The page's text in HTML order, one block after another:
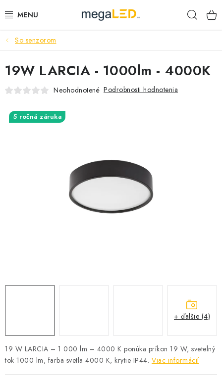
na
PRIEMYSEL
SVIETIDLÁ
ŽIAROVKY A TRUBICE
PRACOVNÉ SVIETIDLÁ
SAMSUNG SVIETIDLÁ
O NÁS - MEGALED & JANTON ZÁKAMENNÉ
So senzorom
19 W LARCIA – 1 000 lm – 4000 K ponúka príkon 19 W, svetelný
tok 1000 lm, farba svetla 4000 K, krytie IP44. Viac informácií
19W LARCIA - 1000lm - 4000K
Neohodnotené Podrobnosti hodnotenia
5 ročná záruka
+ ďalšie (4)